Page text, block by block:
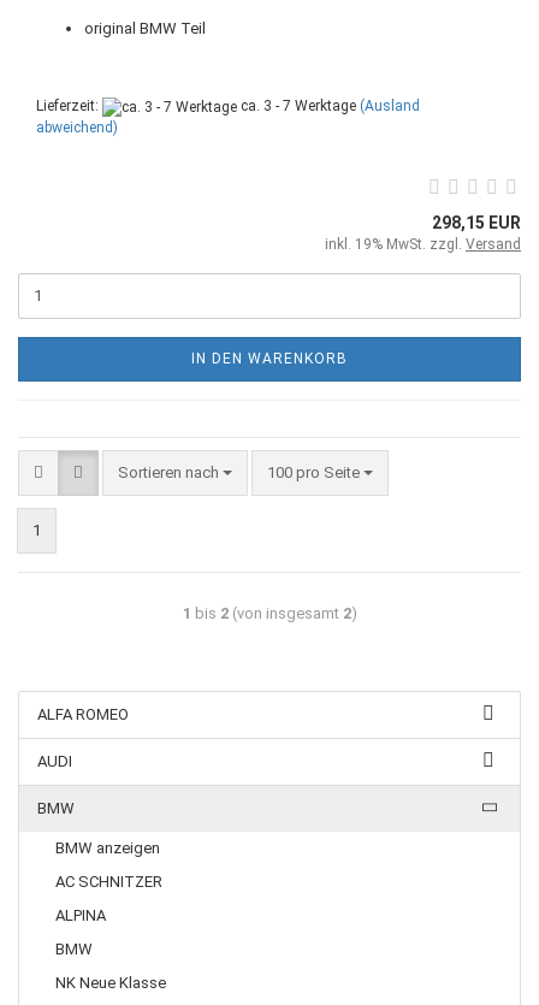
original BMW Teil
Lieferzeit: ca. 3 - 7 Werktage (Ausland
abweichend)
298,15 EUR
inkl. 19% MwSt. zzgl. Versand
IN DEN WARENKORB
Sortieren nach 100 pro Seite
1
1 bis 2(von insgesamt 2)
ALFA ROMEO
AUDI
BMW
BMW anzeigen
AC SCHNITZER
ALPINA
BMW
NK Neue Klasse